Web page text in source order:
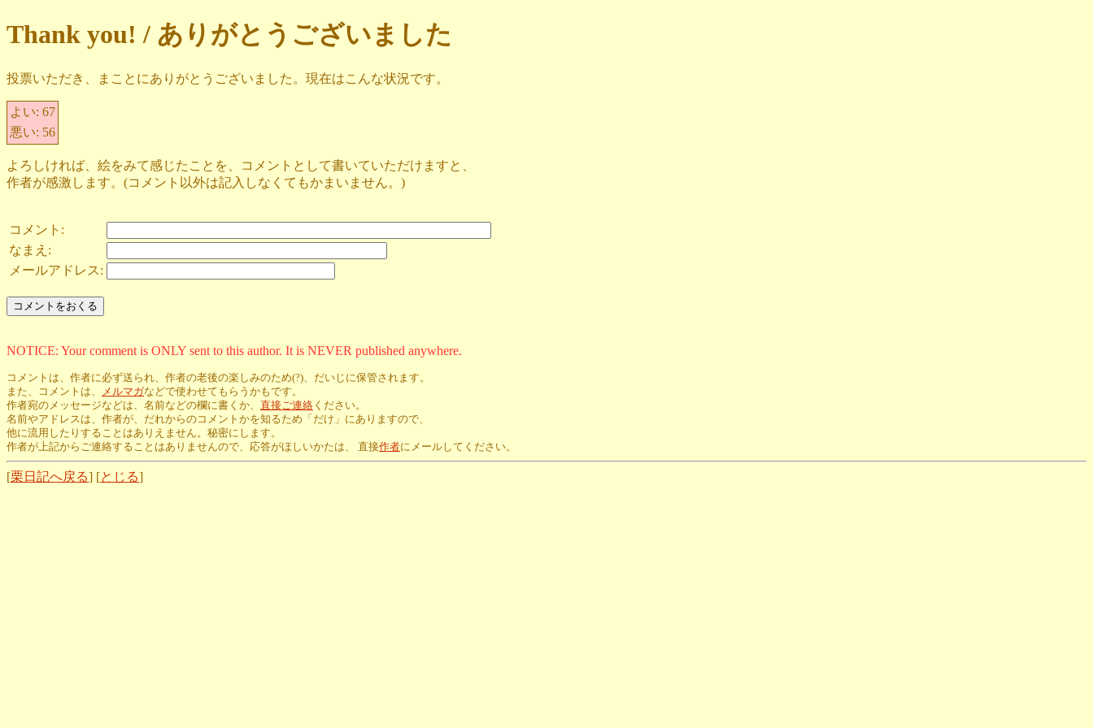
Thank you! / ありがとうございました
投票いただき、まことにありがとうございました。現在はこんな状況です。
よい: 67
悪い: 56
よろしければ、絵をみて感じたことを、コメントとして書いていただけますと、
作者が感激します。(コメント以外は記入しなくてもかまいません。)
コメント:
なまえ:
メールアドレス:
NOTICE: Your comment is ONLY sent to this author. It is NEVER published anywhere.
コメントは、作者に必ず送られ、作者の老後の楽しみのため(?)、だいじに保管されます。
また、コメントは、
メルマガなどで使わせてもらうかもです。
作者宛のメッセージなどは、名前などの欄に書くか、 直接ご連絡 ください。
名前やアドレスは、作者が、だれからのコメントかを知るため「だけ」にありますので、
他に流用したりすることはありえません。秘密にします。
作者が上記からご連絡することはありませんので、応答がほしいかたは、 直接作者にメールしてください。
[栗日記へ戻る] [とじる]